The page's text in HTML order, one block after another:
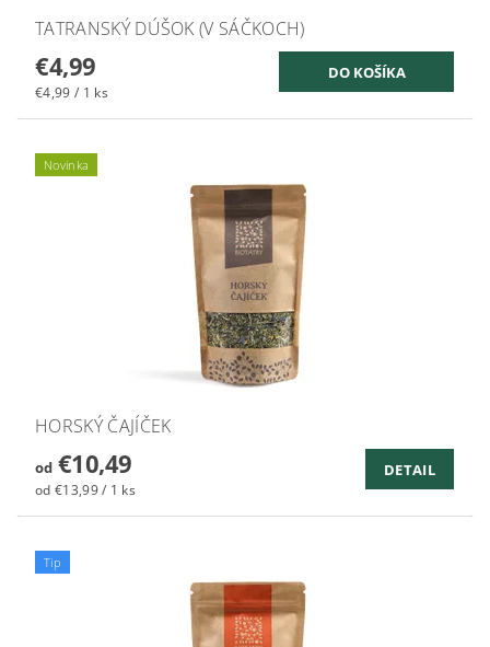
TATRANSKÝ DÚŠOK (V SÁČKOCH)
€4,99
€4,99 / 1 ks
Novinka
HORSKÝ ČAJÍČEK
od€10,49
od €13,99 / 1 ks
DETAIL
Tip